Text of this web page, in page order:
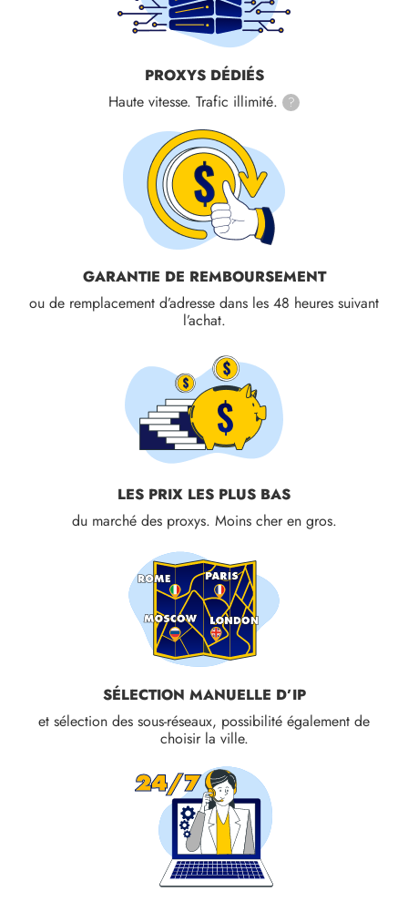
PROXYS DÉDIÉS
Haute vitesse. Trafic illimité.
?
GARANTIE DE REMBOURSEMENT
ou de remplacement d’adresse dans les 48 heures suivant
l’achat.
LES PRIX LES PLUS BAS
du marché des proxys. Moins cher en gros.
SÉLECTION MANUELLE D’IP
et sélection des sous-réseaux, possibilité également de
choisir la ville.